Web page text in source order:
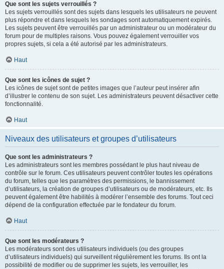
Que sont les sujets verrouillés ?
Les sujets verrouillés sont des sujets dans lesquels les utilisateurs ne peuvent
plus répondre et dans lesquels les sondages sont automatiquement expirés.
Les sujets peuvent être verrouillés par un administrateur ou un modérateur du
forum pour de multiples raisons. Vous pouvez également verrouiller vos
propres sujets, si cela a été autorisé par les administrateurs.
Haut
Que sont les icônes de sujet ?
Les icônes de sujet sont de petites images que l’auteur peut insérer afin
d’illustrer le contenu de son sujet. Les administrateurs peuvent désactiver cette
fonctionnalité.
Haut
Niveaux des utilisateurs et groupes d’utilisateurs
Que sont les administrateurs ?
Les administrateurs sont les membres possédant le plus haut niveau de
contrôle sur le forum. Ces utilisateurs peuvent contrôler toutes les opérations
du forum, telles que les paramètres des permissions, le bannissement
d’utilisateurs, la création de groupes d’utilisateurs ou de modérateurs, etc. Ils
peuvent également être habilités à modérer l’ensemble des forums. Tout ceci
dépend de la configuration effectuée par le fondateur du forum.
Haut
Que sont les modérateurs ?
Les modérateurs sont des utilisateurs individuels (ou des groupes
d’utilisateurs individuels) qui surveillent régulièrement les forums. Ils ont la
possibilité de modifier ou de supprimer les sujets, les verrouiller, les